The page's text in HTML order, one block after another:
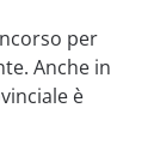
per
Anche in
è